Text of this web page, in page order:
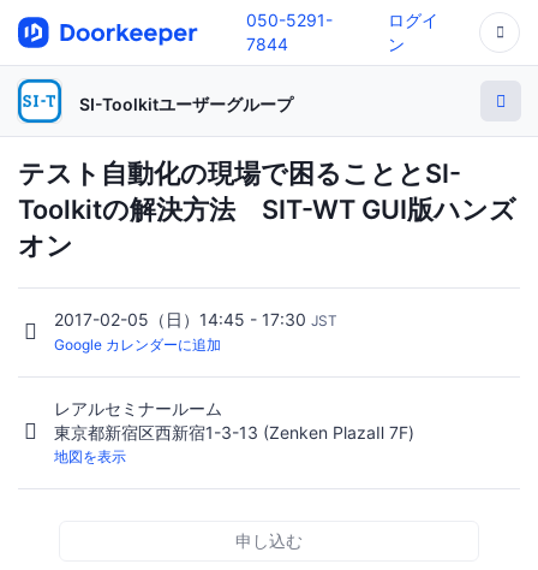
050-5291-
7844
ログイ
ン
SI-Toolkitユーザーグループ
テスト自動化の現場で困ることとSI-
Toolkitの解決方法 SIT-WT GUI版ハンズ
オン
2017-02-05（日）14:45 - 17:30 JST
Google カレンダーに追加
レアルセミナールーム
東京都新宿区西新宿1-3-13 (Zenken PlazaⅡ 7F)
地図を表示
申し込む